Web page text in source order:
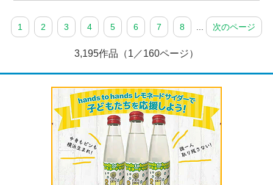
1 2 3 4 5 6 7 8 次のページ
3,195作品（1／160ページ）